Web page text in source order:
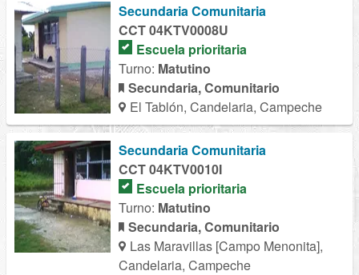
Secundaria Comunitaria
CCT 04KTV0008U
Escuela prioritaria
Turno: Matutino
Secundaria, Comunitario
El Tablón, Candelaria, Campeche
Secundaria Comunitaria
CCT 04KTV0010I
Escuela prioritaria
Turno: Matutino
Secundaria, Comunitario
Las Maravillas [Campo Menonita],
Candelaria, Campeche